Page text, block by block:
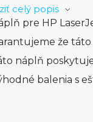
a bezproblémové
a intuitívnym
spoľahlivou
ktorá
pre tých, ktorí
kancelárskom
celý popis
pre HP
že
náplň
balenia s